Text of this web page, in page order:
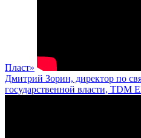
Пласт»
Дмитрий Зорин, директор по
государственной власти, TDM